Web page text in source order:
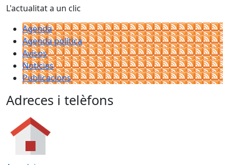
L'actualitat a un clic
Agenda
Agenda política
Avisos
Notícies
Publicacions
Adreces i telèfons